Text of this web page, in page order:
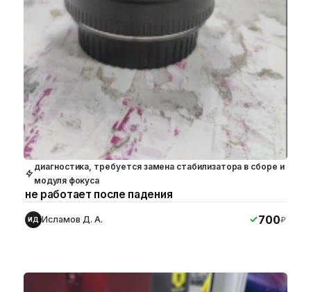
диагностика, требуется замена стабилизатора в сборе и
модуля фокуса
не работает после падения
ИД Исламов Д. А. 700₽